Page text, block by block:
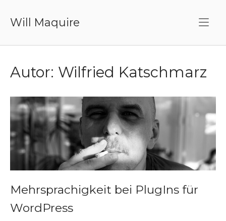
contentWill Maquire
Autor: Wilfried Katschmarz
Mehrsprachigkeit bei PlugIns für
WordPress